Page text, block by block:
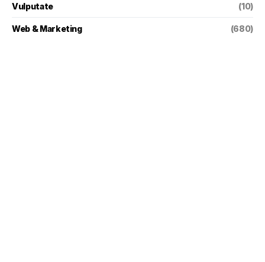
Vulputate (10)
Web & Marketing (680)